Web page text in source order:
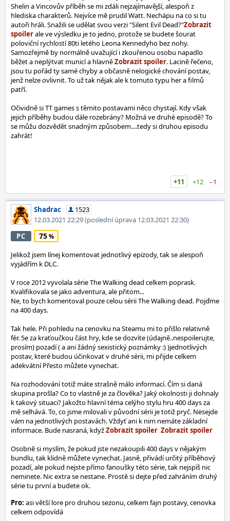
Shelin a Vincovův příběh se mi zdáli nejzajímavější, alespoň z
hlediska charakterů. Nejvíce mě prudil Watt. Nechápu na co si tu
autoři hráli. Snažili se udělat svou verzi "Silent Evil Dead?"
ale ve výsledku je to jedno, protože se budete šourat
poloviční rychlostí 80ti letého Leona Kennedyho bez nohy.
Samozřejmě by normálně uvažující i zkouřenou osobu napadlo
běžet a neplýtvat municí a hlavně
. Lacině řečeno,
jsou tu pořád ty samé chyby a občasně nelogické chování postav,
jenž nelze ovlivnit. To už tak nějak ale k tomuto typu her a filmů
patří.
Očividně si TT games s těmito postavami něco chystají. Kdy však
jejich příběhy budou dále rozebrány? Možná ve druhé episodě? To
se můžu dozvědět snadným způsobem....tedy si druhou episodu
zahrát!
+11 +12 −1
Shadrac
1523
12.03.2021 22:29(poslední úprava 12.03.2021 22:30)
PC
75
Jelikož jsem línej komentovat jednotlivý epizody, tak se alespoň
vyjádřím k DLC.
V roce 2012 vyvolala série The Walking dead celkem poprask.
Kvalifikovala se jako adventura, ale přitom...
Ne, to bych komentoval pouze celou sérii The Walking dead. Pojďme
na 400 days.
Tak hele. Při pohledu na cenovku na Steamu mi to přišlo relativně
fér. 5e za kraťoučkou část hry, kde se dozvíte (údajně..nespoilerujte,
prosím) pozadí ( a ani žádný sexistický poznámky :) )jednotlivých
postav, které budou účinkovat v druhé sérii, mi přijde celkem
adekvátní Přesto můžete vynechat.
Na rozhodování totiž máte strašně málo informací. Čím si daná
skupina prošla? Co to vlastně je za člověka? Jaký okolnosti ji dohnaly
k takový situaci? Jakožto hlavní téma celýho stylu hru 400 days za
mě selhává. To, co jsme milovali v původní sérii je totiž pryč. Nesejde
vám na jednotlivých postavách. Vždyť ani k nim nemáte základní
informace. Bude nasraná, když
Osobně si myslím, že pokud jste nezakoupili 400 days v nějakým
bundlu, tak klidně můžete vynechat. Jasně, přivádí určitý příběhový
pozadí, ale pokud nejste přímo fanoušky této série, tak nejspíš nic
neminete. Nic extra se nestane. Prostě si dejte před zahráním druhý
série tu první a budete ok.
Pro: asi větší lore pro druhou sezonu, celkem fajn postavy, cenovka
celkem odpovídá